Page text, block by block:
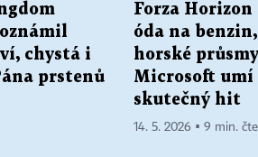
chystá i
prstenů
Forza Horizon
óda na
horské
Microsoft umí
skutečný hit
14. 5. 2026 ▪ 9 min.